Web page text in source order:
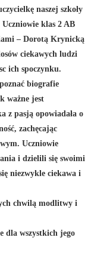
naszej szkoły
klas 2 AB
– Dorotą Krynicką
ciekawych ludzi
ich spoczynku.
biografie
ważne jest
z pasją opowiadała o
zachęcając
Uczniowie
i dzielili się swoimi
niezwykle ciekawa i
chwilą modlitwy i
dla wszystkich jego